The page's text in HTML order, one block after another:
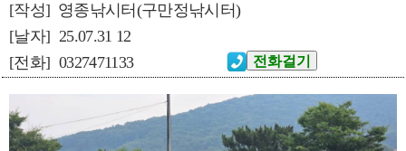
[작성] 영종낚시터(구만정낚시터)
[날자] 25.07.31 12
[전화] 0327471133